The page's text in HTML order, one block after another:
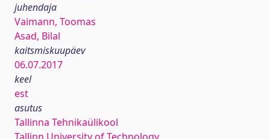
juhendaja
Vaimann, Toomas
Asad, Bilal
kaitsmiskuupäev
06.07.2017
keel
est
asutus
Tallinna Tehnikaülikool